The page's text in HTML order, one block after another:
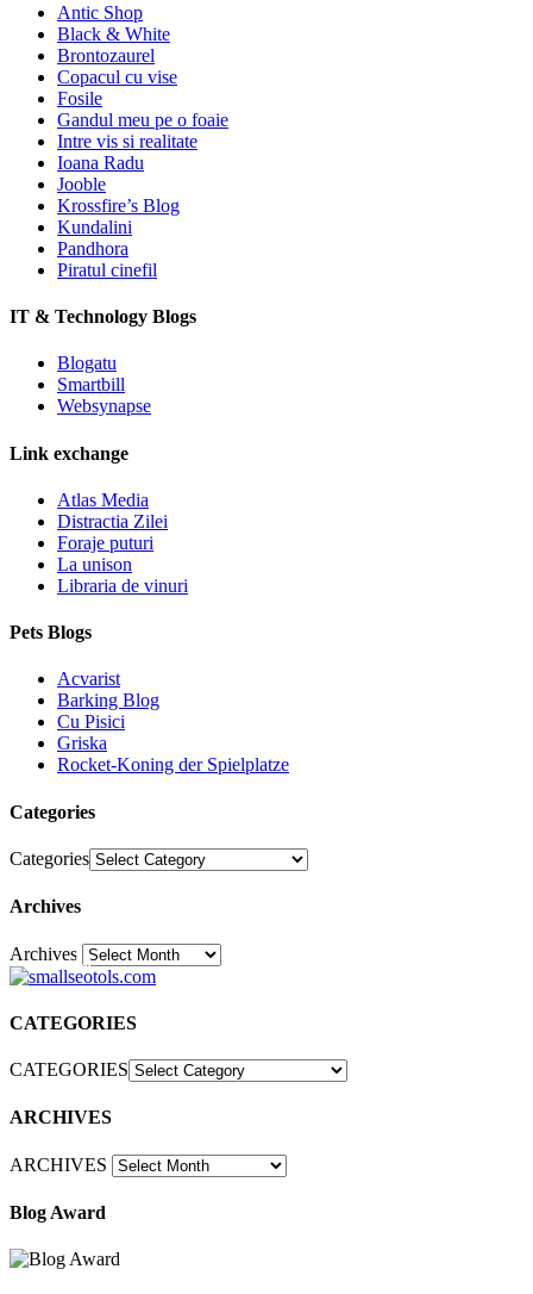
Antic Shop
Black & White
Brontozaurel
Copacul cu vise
Fosile
Gandul meu pe o foaie
Intre vis si realitate
Ioana Radu
Jooble
Krossfire’s Blog
Kundalini
Pandhora
Piratul cinefil
IT & Technology Blogs
Blogatu
Smartbill
Websynapse
Link exchange
Atlas Media
Distractia Zilei
Foraje puturi
La unison
Libraria de vinuri
Pets Blogs
Acvarist
Barking Blog
Cu Pisici
Griska
Rocket-Koning der Spielplatze
Categories
Categories
Archives
Archives30
CATEGORIES
CATEGORIES
ARCHIVES
ARCHIVES
Blog Award